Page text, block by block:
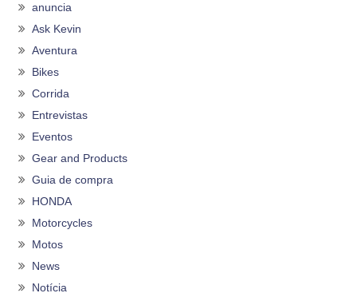
anuncia
Ask Kevin
Aventura
Bikes
Corrida
Entrevistas
Eventos
Gear and Products
Guia de compra
HONDA
Motorcycles
Motos
News
Notícia